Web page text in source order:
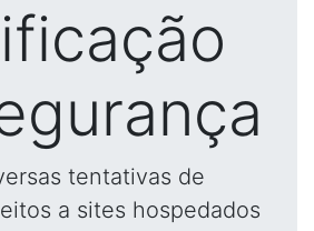
tentativas de
a sites hospedados